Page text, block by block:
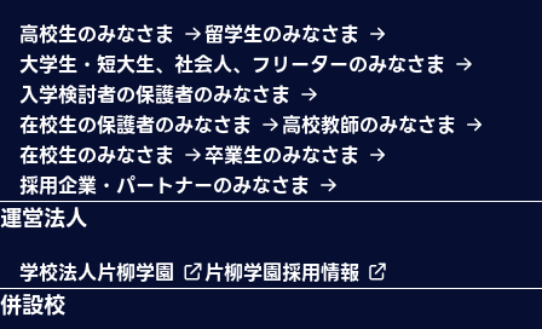
高校生のみなさま
留学生のみなさま
大学生・短大生、社会人、フリーターのみなさま
入学検討者の保護者のみなさま
在校生の保護者のみなさま
高校教師のみなさま
在校生のみなさま
卒業生のみなさま
採用企業・パートナーのみなさま
運営法人
学校法人片柳学園 片柳学園採用情報
併設校